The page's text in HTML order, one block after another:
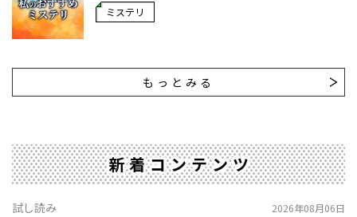
ミステリ
もっとみる
新着コンテンツ
試し読み 2026年08月06日